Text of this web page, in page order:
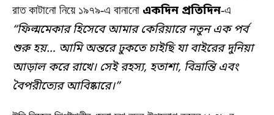
রাত কাটানো নিয়ে ১৯৭৯-এ বানানো একদিন প্রতিদিন-এ
“ফিল্মমেকার হিসেবে আমার কেরিয়ারে নতুন এক পর্ব
শুরু হয়… আমি অন্তরে ঢুকতে চাইছি যা বাইরের দুনিয়া
আড়াল করে রাখে। সেই রহস্য, হতাশা, বিভ্রান্তি এবং
বৈপরীত্যের আবিষ্কারে।”